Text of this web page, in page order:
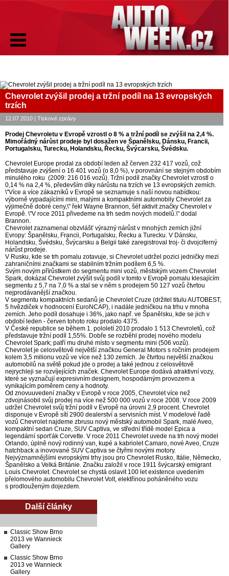
Chevrolet zvýšil prodej a tržní podíl na 13 evropských
trzích
12.07.2010 | Tiskové zprávy
Prodej Chevroletu v Evropě vzrostl o 8 % a tržní podíl se zvýšil na 2,4 %.
Mimořádný nárůst prodeje byl dosažen ve Španělsku, Dánsku, Francii,
Portugalsku, Turecku, Holandsku, Řecku, Švýcarsku, Švédsku.
Chevrolet Europe prodal za období leden až červen 232 417 vozů, což
představuje zvýšení o 16 401 vozů (o 8,0 %), v porovnání se stejným obdobím
minulého roku (2009: 216 016 vozů). Tržní podíl značky Chevrolet vzrostl o
0,14 % na 2,4 %, především díky nárůstu na trzích ve 13 evropských zemích.
\"Více a více zákazníků v Evropě se seznamuje s naší novou nabídkou:
výborně vypadajícími mini, malými a kompaktními automobily Chevrolet za
výjimečně dobré ceny,\" řekl Wayne Brannon, šéf aktivit značky Chevrolet v
Evropě. \"V roce 2011 přivedeme na trh sedm nových modelů.\" dodal
Brannon.
Chevrolet zaznamenal obzvlášť výrazný nárůst v mnohých zemích jižní
Evropy: Španělsku, Francii, Portugalsku, Řecku a Turecku. V Dánsku,
Holandsku, Švédsku, Švýcarsku a Belgii také zaregistroval troj- či dvojciferný
nárůst prodeje.
V Rusku, kde se trh pomalu zotavuje, si Chevrolet udržel pozici jedničky mezi
zahraničními značkami se stabilním tržním podílem 6,5 %.
Svým novým přírůstkem do segmentu mini vozů, městským vozem Chevrolet
Spark, dokázal Chevrolet zvýšit svůj podíl v tomto v Evropě pomalu klesajícím
segmentu z 5,7 na 7,0 % a stal se v něm s prodejem 50 127 vozů čtvrtou
nejprodávanější značkou.
V segmentu kompaktních sedanů je Chevrolet Cruze (držitel titulu AUTOBEST,
5 hvězdiček v hodnocení EuroNCAP), i nadále jedničkou na trhu v mnoha
zemích. Jeho podíl dosahuje i 36%, jako např. ve Španělsku, kde se jich v
období leden - červen tohoto roku prodalo 4375.
V České republice se během 1. pololetí 2010 prodalo 1 513 Chevroletů, což
představuje tržní podíl 1,55%. Dobře se rozběhl prodej nového modelu
Chevrolet Spark; patří mu druhé místo v segmentu mini (506 vozů).
Chevrolet je celosvětově největší značkou General Motors s ročním prodejem
kolem 3,5 milionu vozů ve více než 130 zemích. Je čtvrtou největší značkou
automobilů na světě pokud jde o prodej a také jednou z celosvětově
nejrychleji se rozvíjejících značek. Chevrolet Europe dodává atraktivní vozy,
které se vyznačují expresivním designem, hospodárným provozem a
vynikajícím poměrem ceny a hodnoty.
Od znovuuvedení značky v Evropě v roce 2005, Chevrolet více než
zdvojnásobil svůj prodej na více než 500 000 vozů v roce 2008. V roce 2009
udržel Chevrolet svůj tržní podíl v Evropě na úrovni 2,9 procent. Chevrolet
disponuje v Evropě sítí 2900 dealerství a servisních míst. V modelové řadě
vozů Chevrolet najdeme zbrusu nový městský automobil Spark, malé Aveo,
kompaktní sedan Cruze, SUV Captiva, ve střední třídě model Epica a
legendární sporťák Corvette. V roce 2011 Chevrolet uvede na trh nový model
Orlando, úplně nový rodinný van, kupé a kabriolet Camaro, nové Aveo, Cruze
hatchback a inovované SUV Captiva se čtyřmi novými motory.
Nejvýznamnějšími evropskými trhy jsou pro Chevrolet Rusko, Itálie, Německo,
Španělsko a Velká Británie. Značku založil v roce 1911 švýcarský emigrant
Louis Chevrolet. Chevrolet se chystá oslavit 100 let existence uvedením
přelomového automobilu Chevrolet Volt, elektřinou poháněného vozu
s prodlouženým dojezdem.
Další články
Classic Show Brno
2013 ve Wannieck
Gallery
Classic Show Brno
2013 ve Wannieck
Gallery